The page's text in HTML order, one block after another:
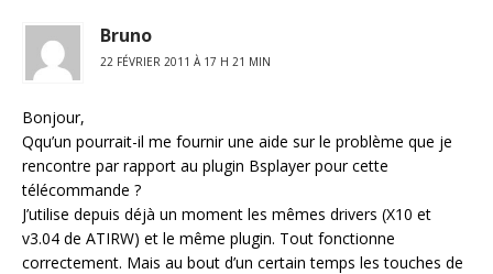
Bruno
22 FÉVRIER 2011 À 17 H 21 MIN
Bonjour,
Qqu’un pourrait-il me fournir une aide sur le problème que je
rencontre par rapport au plugin Bsplayer pour cette
télécommande ?
J’utilise depuis déjà un moment les mêmes drivers (X10 et
v3.04 de ATIRW) et le même plugin. Tout fonctionne
correctement. Mais au bout d’un certain temps les touches de